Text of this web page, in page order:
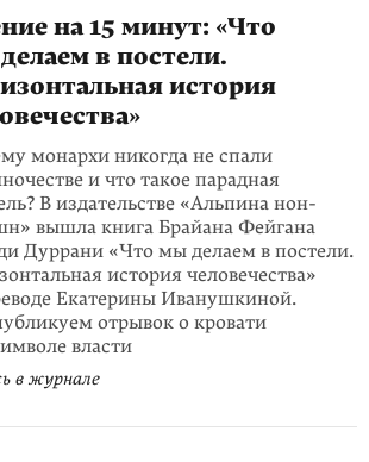
на 15 минут: «Что
в постели.
история
монархи никогда не спали
и что такое парадная
В издательстве «Альпина нон-
вышла книга Брайана Фейгана
Дуррани «Что мы делаем в постели.
история человечества»
Екатерины Иванушкиной.
отрывок о кровати
власти
в журнале